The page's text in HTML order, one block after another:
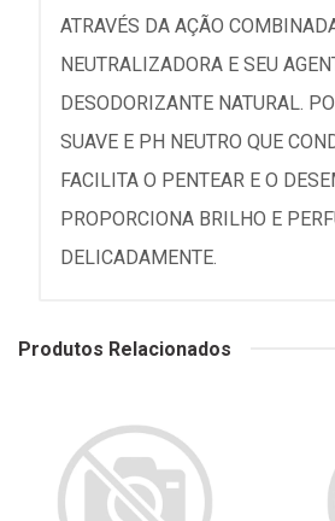
ATRAVÉS DA AÇÃO
NEUTRALIZADORA E SEU
DESODORIZANTE NATURAL.
SUAVE E PH NEUTRO QUE
FACILITA O PENTEAR E O
PROPORCIONA BRILHO E
DELICADAMENTE.
Produtos Relacionados